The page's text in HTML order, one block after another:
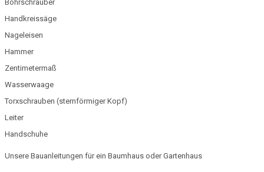
Bohrschrauber
Handkreissäge
Nageleisen
Hammer
Zentimetermaß
Wasserwaage
Torxschrauben (sternförmiger Kopf)
Leiter
Handschuhe
Unsere Bauanleitungen für ein Baumhaus oder Gartenhaus